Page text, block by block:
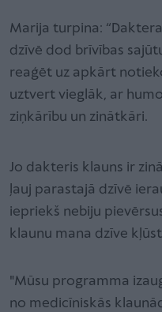
Marija turpina:
dzīvē dod brīvības
reaģēt uz apkārt
uztvert vieglāk, ar
ziņkārību un zinātkāri.
Jo dakteris klauns ir
ļauj parastajā dzīvē
iepriekš nebiju
klaunu mana dzīve
"Mūsu programma
no medicīniskās